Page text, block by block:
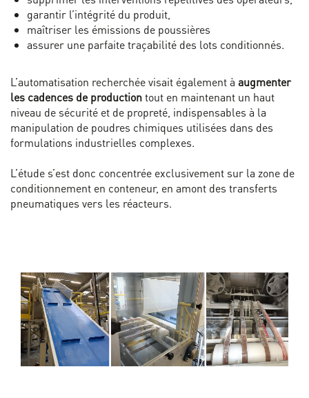
garantir l’intégrité du produit,
maîtriser les émissions de poussières
assurer une parfaite traçabilité des lots conditionnés.
L’automatisation recherchée visait également à augmenter
les cadences de productiontout en maintenant un haut
niveau de sécurité et de propreté, indispensables à la
manipulation de poudres chimiques utilisées dans des
formulations industrielles complexes.
L’étude s’est donc concentrée exclusivement sur la zone de
conditionnement en conteneur, en amont des transferts
pneumatiques vers les réacteurs.